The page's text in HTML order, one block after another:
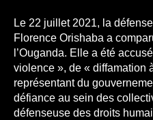
Le 22 juillet 2021, la
Florence Orishaba a
l’Ouganda. Elle a été
violence », de « diffamation
représentant du
défiance au sein des
défenseuse des droits